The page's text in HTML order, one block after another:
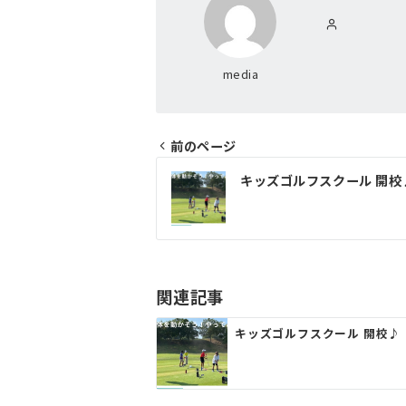
media
投
稿
ナ
ゲ
ー
シ
ョ
前のページ
キッズゴルフスクール 開
関連記事
キッズゴルフスクール 開校♪